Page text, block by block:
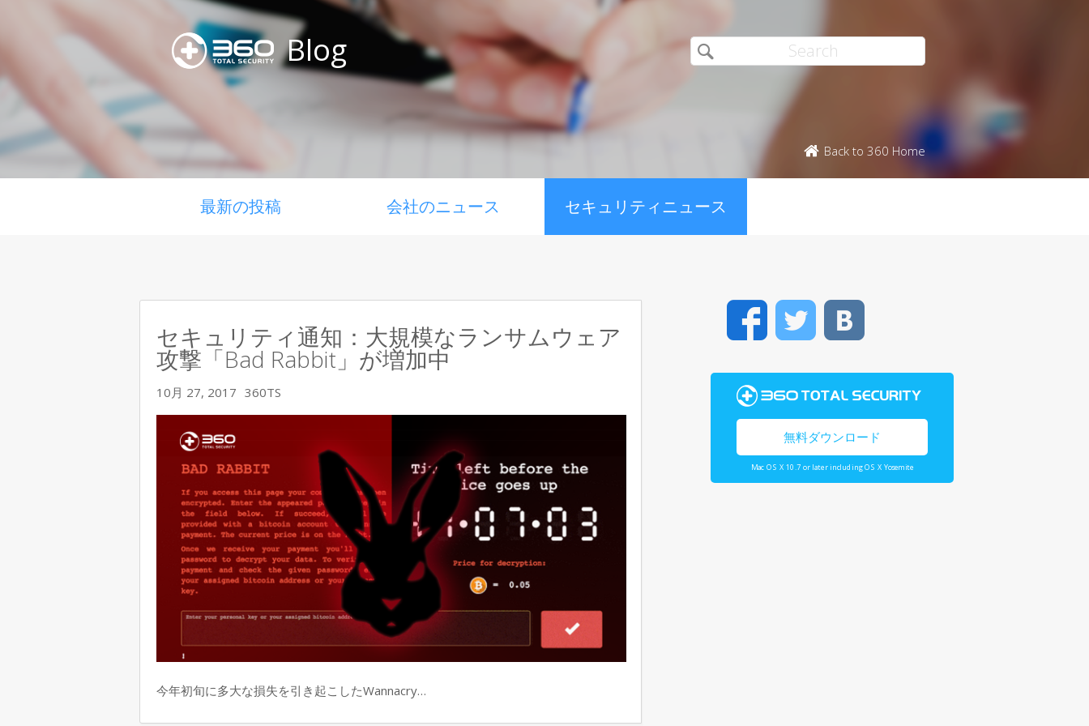
Blog
Back to 360 Home
最新の投稿 会社のニュース セキュリティニュース
セキュリティ通知：大規模なランサムウェア
攻撃「Bad Rabbit」が増加中
10月 27, 2017 360TS
今年初旬に多大な損失を引き起こしたWannacry…
FacebookTwitter
無料ダウンロード
Mac OS X 10.7 or later including OS X Yosemite